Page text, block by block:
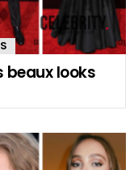
beaux looks